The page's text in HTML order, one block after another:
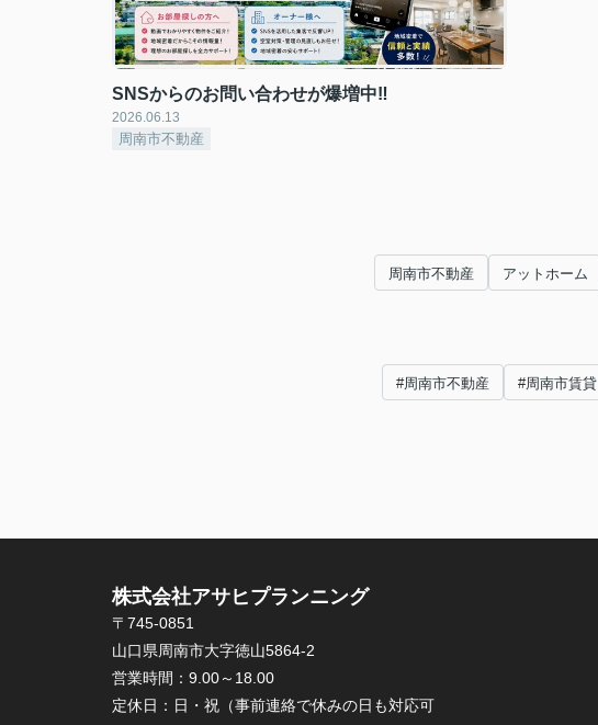
SNSからのお問い合わせが爆増中‼
2026.06.13
周南市不動産
周南市不動産 アットホーム
#周南市不動産 #周南市賃貸
株式会社アサヒプランニング
〒745-0851
山口県周南市大字徳山5864-2
営業時間： 9.00～18.00
定休日： 日・祝（事前連絡で休みの日も対応可